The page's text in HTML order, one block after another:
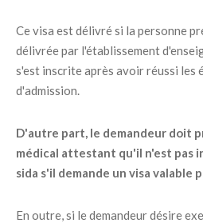
Ce visa est délivré si la personne
délivrée par l'établissement
s'est inscrite après avoir réussi les
d'admission.
D'autre part, le demandeur doit
médical attestant qu'il n'est pas
sida s'il demande un visa valable
En outre, si le demandeur désire